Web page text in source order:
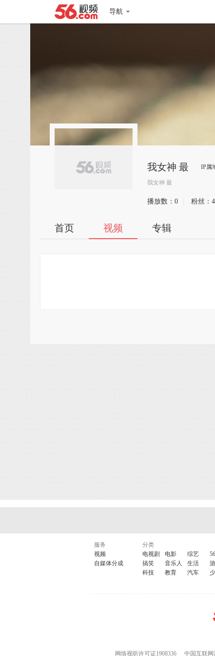
导航
我女神 最 IP属
我女神 最
播放数： 0 粉丝： 4
首页 视频 专辑
服务
视频
自媒体分成
分类
电视剧
电影 综艺
搞笑
音乐人 生活
科技
教育 汽车
网络视听许可证1908336
中国互联网